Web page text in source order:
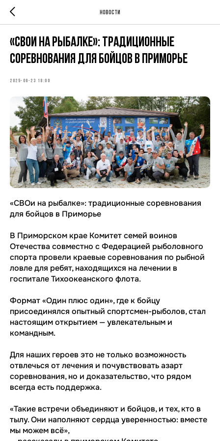
Новости
«СВОи на рыбалке»: традиционные
соревнования для бойцов в Приморье
2025-09-23 18:00
«СВОи на рыбалке»: традиционные соревнования
для бойцов в Приморье
В Приморском крае Комитет семей воинов
Отечества совместно с Федерацией рыболовного
спорта провели краевые соревнования по рыбной
ловле для ребят, находящихся на лечении в
госпитале Тихоокеанского флота.
Формат «Один плюс один», где к бойцу
присоединялся опытный спортсмен-рыболов, стал
настоящим открытием — увлекательным и
командным.
Для наших героев это не только возможность
отвлечься от лечения и почувствовать азарт
соревнования, но и доказательство, что рядом
всегда есть поддержка.
«Такие встречи объединяют и бойцов, и тех, кто в
тылу. Они наполняют сердца уверенностью: вместе
мы можем всё»,